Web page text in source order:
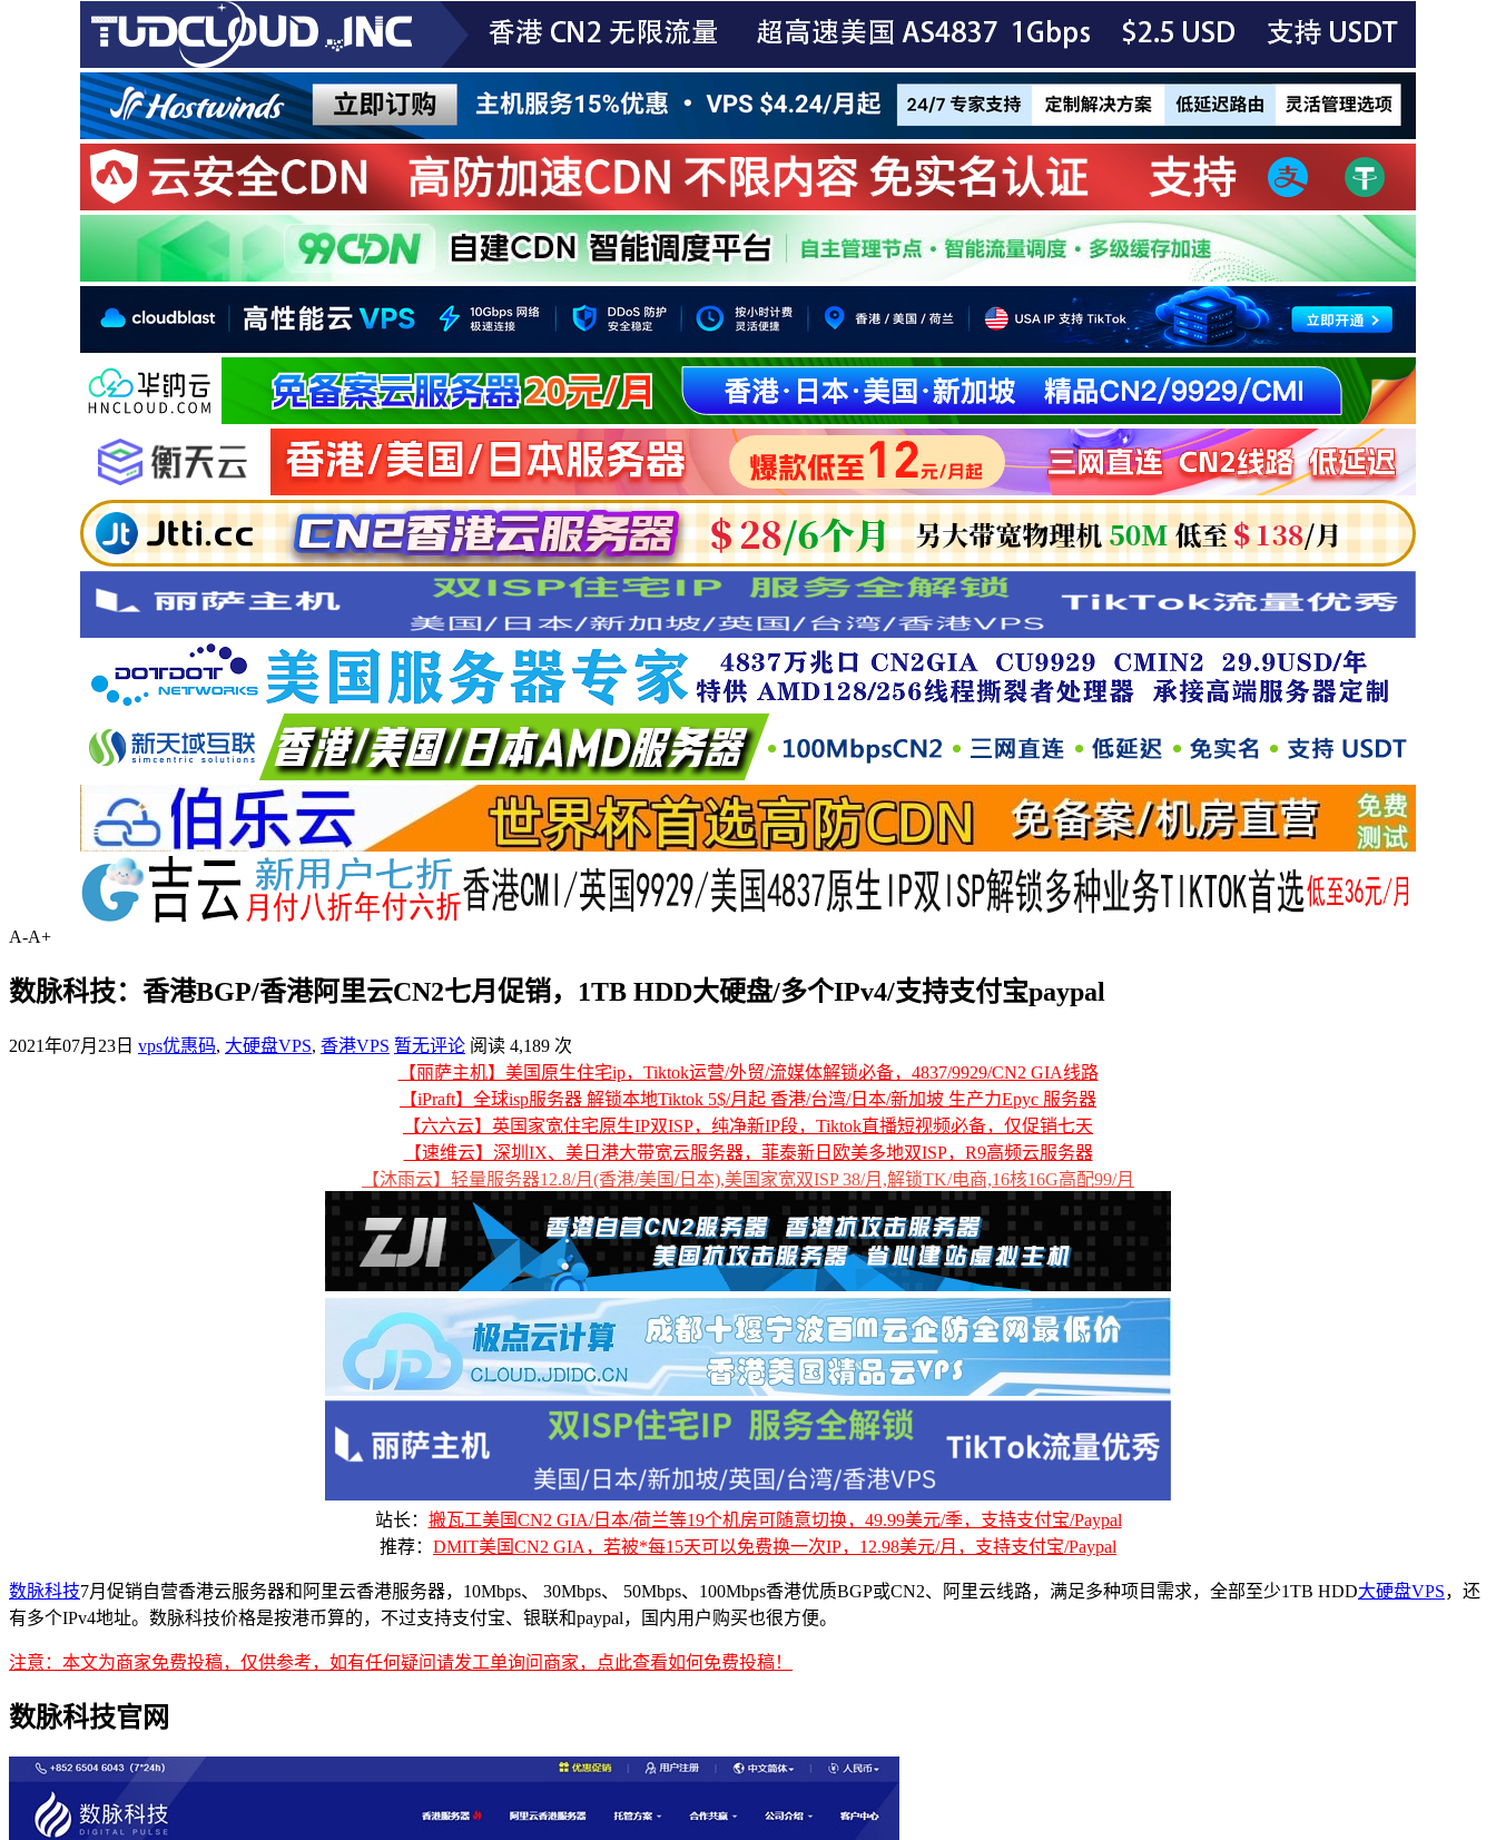
A-A+
数脉科技：香港BGP/香港阿里云CN2七月促销，1TB HDD大硬盘/多个IPv4/支持支付宝paypal
2021年07月23日 vps优惠码, 大硬盘VPS, 香港VPS 暂无评论 阅读 4,189 次
【丽萨主机】美国原生住宅ip，Tiktok运营/外贸/流媒体解锁必备，4837/9929/CN2 GIA线路
【iPraft】全球isp服务器 解锁本地Tiktok 5$/月起 香港/台湾/日本/新加坡 生产力Epyc 服务器
【六六云】英国家宽住宅原生IP双ISP，纯净新IP段，Tiktok直播短视频必备，仅促销七天
【速维云】深圳IX、美日港大带宽云服务器，菲泰新日欧美多地双ISP，R9高频云服务器
【沐雨云】轻量服务器12.8/月(香港/美国/日本),美国家宽双ISP 38/月,解锁TK/电商,16核16G高配99/月
站长： 搬瓦工美国CN2 GIA/日本/荷兰等19个机房可随意切换，49.99美元/季，支持支付宝/Paypal
推荐： DMIT美国CN2 GIA，若被*每15天可以免费换一次IP，12.98美元/月，支持支付宝/Paypal
数脉科技7月促销自营香港云服务器和阿里云香港服务器，10Mbps、 30Mbps、 50Mbps、100Mbps香港优质BGP或CN2、阿里云线路，满足多种项目需求，全部至少1TB HDD大硬盘VPS，还
有多个IPv4地址。数脉科技价格是按港币算的，不过支持支付宝、银联和paypal，国内用户购买也很方便。
注意：本文为商家免费投稿，仅供参考，如有任何疑问请发工单询问商家，点此查看如何免费投稿！
数脉科技官网